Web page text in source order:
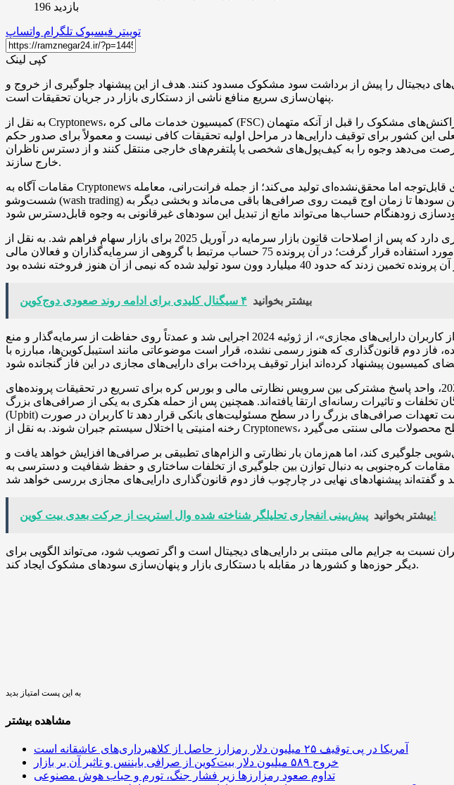
بازدید 196
توییتر فیسبوک تلگرام واتساپ
کپی لینک
دیجیتال را پیش از برداشت سود مشکوک مسدود کنند. هدف از این پیشنهاد جلوگیری از خروج و
پنهان‌سازی سریع منافع ناشی از دستکاری بازار در جریان تحقیقات است.
به نقل از Cryptonews، کمیسیون خدمات مالی کره (FSC) در جلسه‌ای‌ محرمانه در نوامبر، مکانیزمی موسوم به «توقیف پرداخت» را مورد بحث قرار داد تا بتوان تراکنش‌های مشکوک را قبل از آنکه متهمان
این کشور برای توقیف دارایی‌ها در مراحل اولیه تحقیقات کافی نیست و معمولاً برای صدور حکم
فرصت می‌دهد وجوه را به کیف‌پول‌های شخصی یا پلتفرم‌های خارجی منتقل کنند و از دسترس ناظران
خارج سازند.
مقامات آگاه به Cryptonews اعلام کردند که بازپرسان همواره با الگوهای نوینی از دستکاری بازار روبه‌رو می‌شوند که سودهای قابل‌توجه اما محقق‌نشده‌ای تولید می‌کند؛ از جمله فرانت‌رانی، معامله
شست‌وشو (wash trading) خودکار، سفارشات خرید مکرر با قیمت‌های غیرمعمول و هماهنگی برای شناسایی سود. بخشی از این سودها تا زمان اوج قیمت روی صرافی‌ها باقی می‌ماند و بخشی دیگر به
این سازوکار پیشنهادی شباهت‌هایی با ابزاری دارد که پس از اصلاحات قانون بازار سرمایه در آوریل 2025 برای بازار سهام فراهم شد. به نقل از Cryptonews، آن اصلاحات امکان تعلیق پرداخت در حساب‌های
مشکوک به معامله ناعادلانه یا فروش کوتاه غیرقانونی را فراهم کرد و برای نخستین‌بار در شهریور مورد استفاده قرار گرفت؛ در آن پرونده 75 حساب مرتبط با گروهی از سرمایه‌گذاران و فعالان مالی
بیشتر بخوانید ۴ سیگنال کلیدی برای ادامه روند صعودی دوج‌کوین
این پیشنهاد در حالی مطرح می‌شود که فاز نخست قانون‌گذاری دارایی‌های مجازی کره، «قانون حمایت از کاربران دارایی‌های مجازی»، از ژوئیه 2024 اجرایی شد و عمدتاً روی حفاظت از سرمایه‌گذار و منع
فاز دوم قانون‌گذاری که هنوز رسمی نشده، قرار است موضوعاتی مانند استیبل‌کوین‌ها، مبارزه با
هم‌زمان با این تلاش‌ها، نظارت بر بازارهای مالی و دیجیتال در کره‌جنوبی تشدید شده است. در ژوئیه 2025، واحد پاسخ مشترکی بین سرویس نظارتی مالی و بورس کره برای تسریع در تحقیقات پرونده‌های
و تاثیرات رسانه‌ای ارتقا یافته‌اند. همچنین پس از حمله هکری به یکی از صرافی‌های بزرگ
(Upbit) و نشت حدود 30 میلیون دلار، مقامات در دسامبر 2025 بررسی پیشنهاداتی را آغاز کردند که ممکن است تعهدات صرافی‌های بزرگ را در سطح مسئولیت‌های بانکی قرار دهد تا کاربران در صورت
جلوگیری کند، اما هم‌زمان بار نظارتی و الزام‌های تطبیقی بر صرافی‌ها افزایش خواهد یافت و
مقامات کره‌جنوبی به دنبال توازن بین جلوگیری از تخلفات ساختاری و حفظ شفافیت و دسترسی به
بیشتر بخوانیدپیش‌بینی انفجاری تحلیلگر شناخته شده وال ‌استریت از حرکت بعدی بیت کوین!
به جرایم مالی مبتنی بر دارایی‌های دیجیتال است و اگر تصویب شود، می‌تواند الگویی برای
دیگر حوزه‌ها و کشورها در مقابله با دستکاری بازار و پنهان‌سازی سودهای مشکوک ایجاد کند.
به این پست امتیاز بدید
مشاهده بیشتر
آمریکا در پی توقیف ۲۵ میلیون دلار رمزارز حاصل از کلاهبرداری‌های عاشقانه است
خروج ۵۸۹ میلیون دلار بیت‌کوین از صرافی بایننس و تاثیر آن بر بازار
تداوم صعود رمزارزها زیر فشار جنگ، تورم و حباب هوش مصنوعی